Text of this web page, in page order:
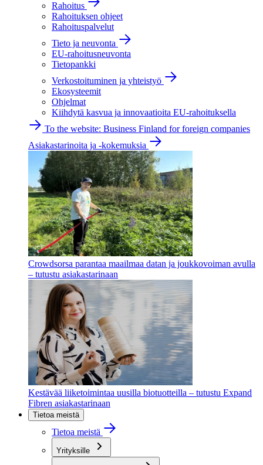
Rahoitus
Rahoituksen ohjeet
Rahoituspalvelut
Tieto ja neuvonta
EU-rahoitusneuvonta
Tietopankki
Verkostoituminen ja yhteistyö
Ekosysteemit
Ohjelmat
Kiihdytä kasvua ja innovaatioita EU-rahoituksella
To the website: Business Finland for foreign companies
Asiakastarinoita ja -kokemuksia
Crowdsorsa parantaa maailmaa datan ja joukkovoiman avulla
– tutustu asiakastarinaan
Kestävää liiketoimintaa uusilla biotuotteilla – tutustu Expand
Fibren asiakastarinaan
Tietoa meistä
Tietoa meistä
Yrityksille